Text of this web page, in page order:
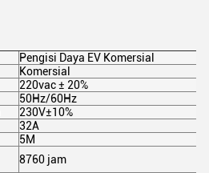
Pengisi Daya EV Komersial
Komersial
220vac ± 20%
50Hz/60Hz
230V±10%
32A
5M
8760 jam